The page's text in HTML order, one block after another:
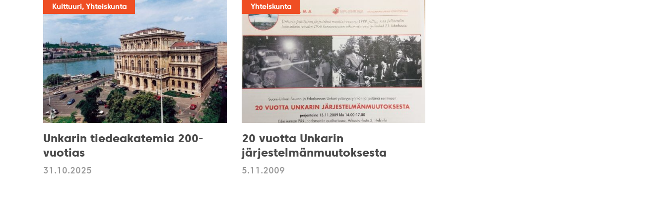
Kulttuuri, Yhteiskunta
Unkarin tiedeakatemia 200-
vuotias
31.10.2025
Yhteiskunta
20 vuotta Unkarin
järjestelmänmuutoksesta
5.11.2009